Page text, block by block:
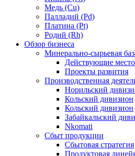
Медь (Cu)
Палладий (Pd)
Платина (Pt)
Родий (Rh)
Обзор бизнеса
Минерально-сырьевая
Действующие
Проекты развития
Производственная
Норильский
Кольский дивизион
Кольский дивизион
Забайкальский
Nkomati
Сбыт продукции
Сбытовая стратегия
Продуктовая